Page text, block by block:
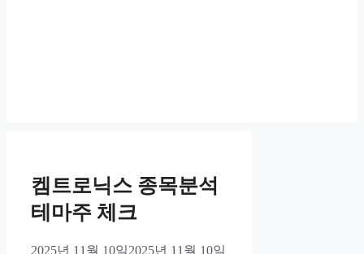
켐트로닉스 종목분석
테마주 체크
2025년 11월 10일2025년 11월 10일